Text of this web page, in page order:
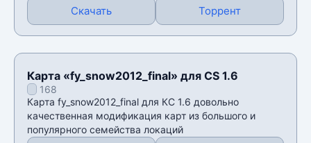
Скачать Торрент
Карта «fy_snow2012_final» для CS 1.6
168
Карта fy_snow2012_final для КС 1.6 довольно
качественная модификация карт из большого и
популярного семейства локаций